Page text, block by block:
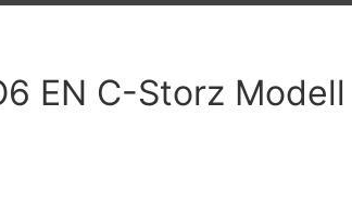
EN C-Storz Modell